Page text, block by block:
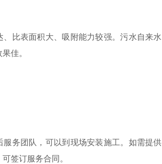
、比表面积大、吸附能力较强。污水自来水
佳。
服务团队，可以到现场安装施工。如需提供
签订服务合同。